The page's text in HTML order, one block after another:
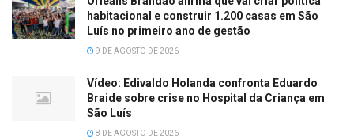
habitacional e construir 1.200 casas em São
Luís no primeiro ano de gestão
9 DE AGOSTO DE 2026
Vídeo: Edivaldo Holanda confronta Eduardo
Braide sobre crise no Hospital da Criança em
São Luís
8 DE AGOSTO DE 2026